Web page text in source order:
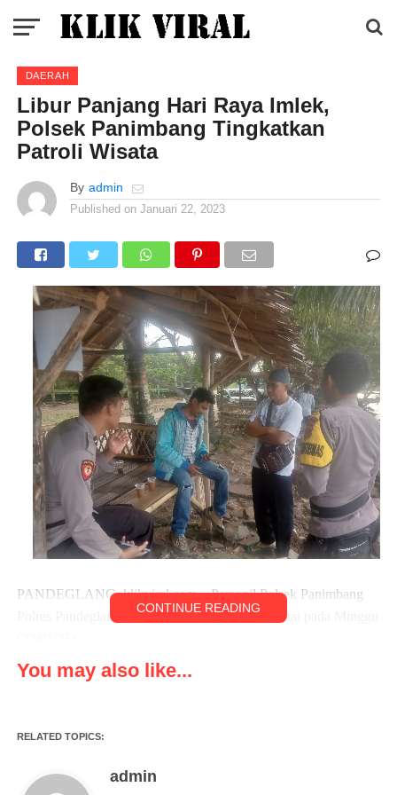
DAERAH
Libur Panjang Hari Raya Imlek,
Polsek Panimbang Tingkatkan
Patroli Wisata
By admin
Published on Januari 22, 2023
PANDEGLANG, klikviral.com – Personil Polsek Panimbang
Polres Pandeglang menggelar Patroli Wisata pantai pada Minggu
Dalam patroli tersebut personil Polsek Panimbang menyasar
Kabupaten Pandeglang, Banten.
Saat di konfirmasi Kapolsek Panimbang Iptu Asep Jamaludin
CONTINUE READING
You may also like...
RELATED TOPICS:
admin